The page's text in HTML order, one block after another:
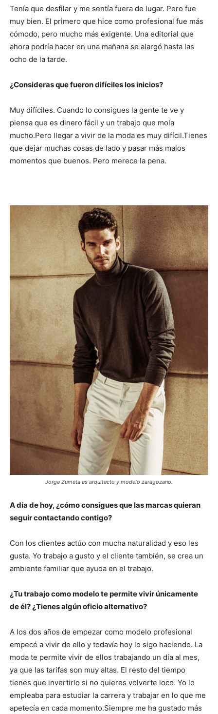
Tenía que desfilar y me sentía fuera de lugar. Pero fue
muy bien. El primero que hice como profesional fue más
cómodo, pero mucho más exigente. Una editorial que
ahora podría hacer en una mañana se alargó hasta las
ocho de la tarde.
¿Consideras que fueron difíciles los inicios?
Muy difíciles. Cuando lo consigues la gente te ve y
piensa que es dinero fácil y un trabajo que mola
mucho.Pero llegar a vivir de la moda es muy difícil.Tienes
que dejar muchas cosas de lado y pasar más malos
momentos que buenos. Pero merece la pena.
Jorge Zumeta es arquitecto y modelo zaragozano.
A día de hoy, ¿cómo consigues que las marcas quieran
seguir contactando contigo?
Con los clientes actúo con mucha naturalidad y eso les
gusta. Yo trabajo a gusto y el cliente también, se crea un
ambiente familiar que ayuda en el trabajo.
¿Tu trabajo como modelo te permite vivir únicamente
de él? ¿Tienes algún oficio alternativo?
A los dos años de empezar como modelo profesional
empecé a vivir de ello y todavía hoy lo sigo haciendo. La
moda te permite vivir de ellos trabajando un día al mes,
ya que las tarifas son muy altas. El resto del tiempo
tienes que invertirlo si no quieres volverte loco. Yo lo
empleaba para estudiar la carrera y trabajar en lo que me
apetecía en cada momento.Siempre me ha gustado más